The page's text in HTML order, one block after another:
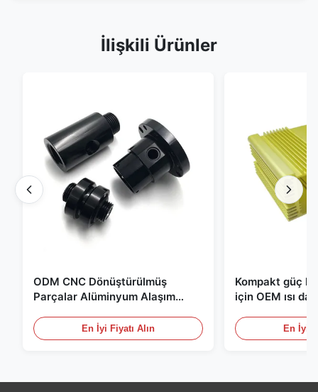
İlişkili Ürünler
ODM CNC Dönüştürülmüş
Parçalar Alüminyum Alaşım
AnodizasyonlaEn İyi Fiyatı Alın
Kompakt güç
için OEM ısı
En İyi